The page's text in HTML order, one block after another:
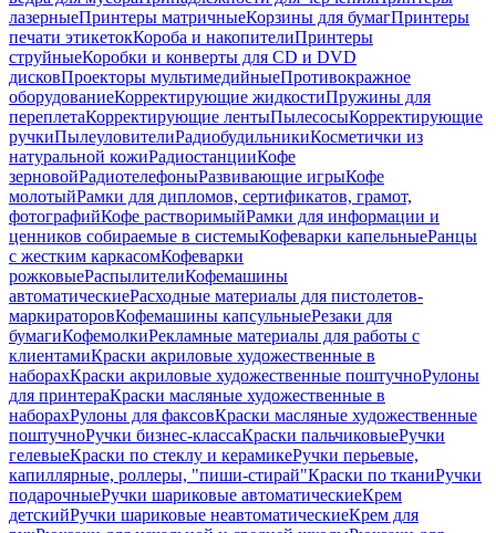
лазерныеПринтеры матричныеКорзины для бумагПринтеры
печати этикетокКороба и накопителиПринтеры
струйныеКоробки и конверты для CD и DVD
дисковПроекторы мультимедийныеПротивокражное
оборудованиеКорректирующие жидкостиПружины для
переплетаКорректирующие лентыПылесосыКорректирующие
ручкиПылеуловителиРадиобудильникиКосметички из
натуральной кожиРадиостанцииКофе
зерновойРадиотелефоныРазвивающие игрыКофе
молотыйРамки для дипломов, сертификатов, грамот,
фотографийКофе растворимыйРамки для информации и
ценников собираемые в системыКофеварки капельныеРанцы
с жестким каркасомКофеварки
рожковыеРаспылителиКофемашины
автоматическиеРасходные материалы для пистолетов-
маркираторовКофемашины капсульныеРезаки для
бумагиКофемолкиРекламные материалы для работы с
клиентамиКраски акриловые художественные в
наборахКраски акриловые художественные поштучноРулоны
для принтераКраски масляные художественные в
наборахРулоны для факсовКраски масляные художественные
поштучноРучки бизнес-классаКраски пальчиковыеРучки
гелевыеКраски по стеклу и керамикеРучки перьевые,
капиллярные, роллеры, "пиши-стирай"Краски по тканиРучки
подарочныеРучки шариковые автоматическиеКрем
детскийРучки шариковые неавтоматическиеКрем для